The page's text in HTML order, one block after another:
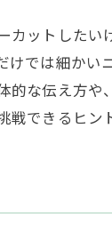
ットした
では細か
的な伝え方
戦できるヒ